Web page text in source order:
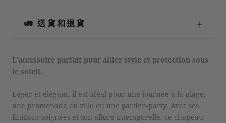
🚛 送貨和退貨
L'accessoire parfait pour allier style et protection sous
le soleil.
Léger et élégant, il est idéal pour une journée à la plage,
une promenade en ville ou une garden-party. Avec ses
finitions soignées et son allure intemporelle, ce chapeau